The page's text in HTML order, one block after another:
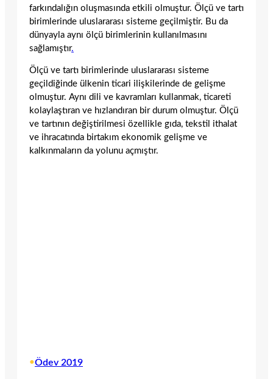
farkındalığın oluşmasında etkili olmuştur. Ölçü ve tartı
birimlerinde uluslararası sisteme geçilmiştir. Bu da
dünyayla aynı ölçü birimlerinin kullanılmasını
sağlamıştır.
Ölçü ve tartı birimlerinde uluslararası sisteme
geçildiğinde ülkenin ticari ilişkilerinde de gelişme
olmuştur. Aynı dili ve kavramları kullanmak, ticareti
kolaylaştıran ve hızlandıran bir durum olmuştur. Ölçü
ve tartının değiştirilmesi özellikle gıda, tekstil ithalat
ve ihracatında birtakım ekonomik gelişme ve
kalkınmaların da yolunu açmıştır.
•Ödev 2019